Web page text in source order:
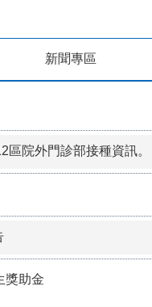
新聞專區
院外門診部接種資訊。
獎助金